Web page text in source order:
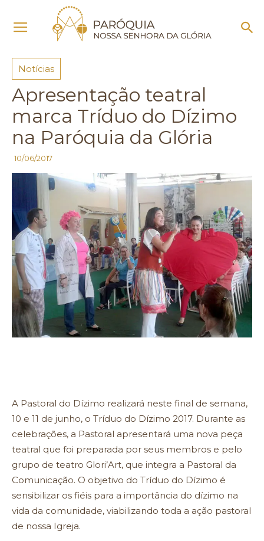
Notícias
Notícias
Apresentação teatral
marca Tríduo do Dízimo
na Paróquia da Glória
10/06/2017
A Pastoral do Dízimo realizará neste final de semana,
10 e 11 de junho, o Tríduo do Dízimo 2017. Durante as
celebrações, a Pastoral apresentará uma nova peça
teatral que foi preparada por seus membros e pelo
grupo de teatro Glori’Art, que integra a Pastoral da
Comunicação. O objetivo do Tríduo do Dízimo é
sensibilizar os fiéis para a importância do dízimo na
vida da comunidade, viabilizando toda a ação pastoral
de nossa Igreja.